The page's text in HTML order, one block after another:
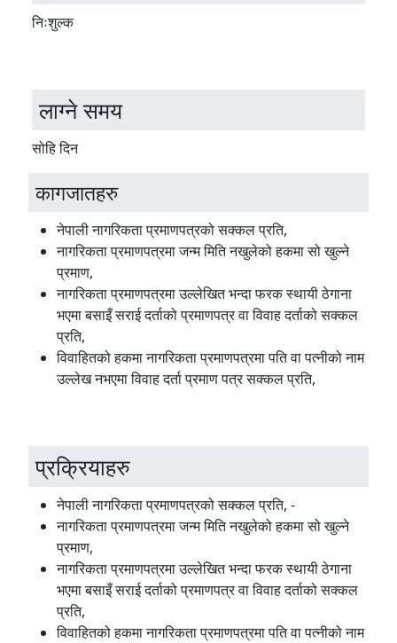
निःशुल्क
लाग्ने समय
सोहि दिन
कागजातहरु
नेपाली नागरिकता प्रमाणपत्रको सक्कल प्रति,
नागरिकता प्रमाणपत्रमा जन्म मिति नखुलेको हकमा सो खुल्ने
प्रमाण,
नागरिकता प्रमाणपत्रमा उल्लेखित भन्दा फरक स्थायी ठेगाना
भएमा बसाइँ सराई दर्ताको प्रमाणपत्र वा विवाह दर्ताको सक्कल
प्रति,
विवाहितको हकमा नागरिकता प्रमाणपत्रमा पति वा पत्नीको नाम
उल्लेख नभएमा विवाह दर्ता प्रमाण पत्र सक्कल प्रति,
प्रक्रियाहरु
नेपाली नागरिकता प्रमाणपत्रको सक्कल प्रति, -
नागरिकता प्रमाणपत्रमा जन्म मिति नखुलेको हकमा सो खुल्ने
प्रमाण,
नागरिकता प्रमाणपत्रमा उल्लेखित भन्दा फरक स्थायी ठेगाना
भएमा बसाइँ सराई दर्ताको प्रमाणपत्र वा विवाह दर्ताको सक्कल
प्रति,
विवाहितको हकमा नागरिकता प्रमाणपत्रमा पति वा पत्नीको नाम